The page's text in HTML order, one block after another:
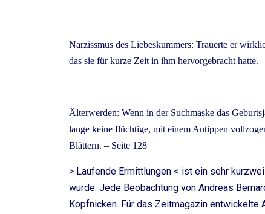
Narzissmus des Liebeskummers: Trauerte er
das sie für kurze Zeit in ihm hervorgebracht
Älterwerden: Wenn in der Suchmaske das
lange keine flüchtige, mit einem Antippen
Blättern. – Seite 128
> Laufende Ermittlungen < ist ein sehr
wurde. Jede Beobachtung von Andreas
Kopfnicken. Für das Zeitmagazin entwickelte